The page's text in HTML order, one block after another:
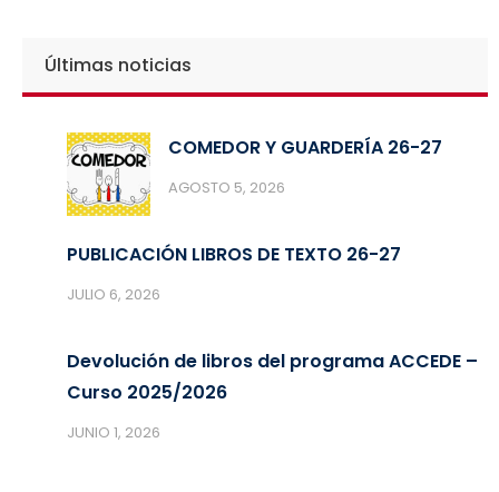
Últimas noticias
COMEDOR Y GUARDERÍA 26-27
AGOSTO 5, 2026
PUBLICACIÓN LIBROS DE TEXTO 26-27
JULIO 6, 2026
Devolución de libros del programa ACCEDE –
Curso 2025/2026
JUNIO 1, 2026